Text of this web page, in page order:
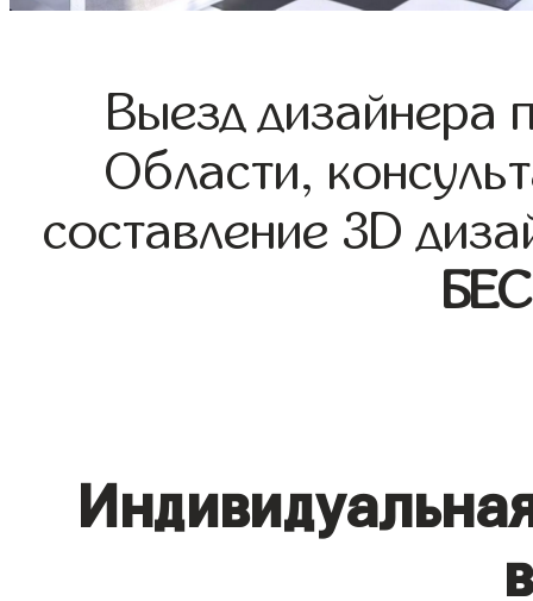
Выезд дизайнера
Области,
составление 3D